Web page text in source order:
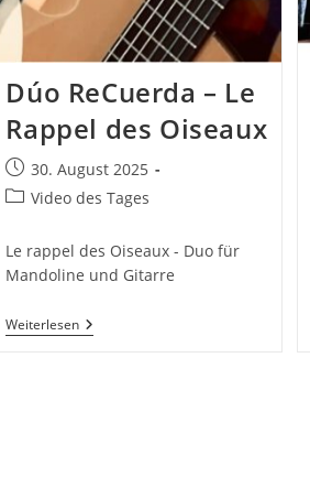
Dúo ReCuerda – Le
Rappel des Oiseaux
Beitrag
veröffentlicht:
30. August 2025
Beitrags-
Video des Tages
Le rappel des Oiseaux - Duo für
Mandoline und Gitarre
WeiterlesenDúo
ReCuerda